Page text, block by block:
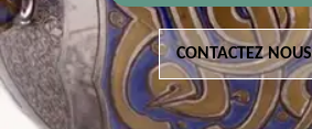
CONTACTEZ NOUS